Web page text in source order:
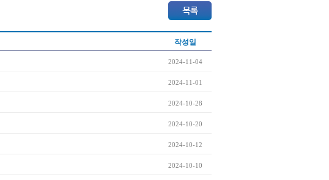
작성일
2024-11-04
2024-11-01
2024-10-28
2024-10-20
2024-10-12
2024-10-10